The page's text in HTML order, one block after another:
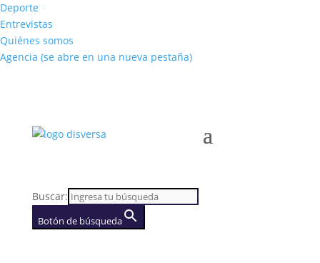
Deporte
Entrevistas
Quiénes somos
Agencia (se abre en una nueva pestaña)
Buscar:
Botón de búsqueda